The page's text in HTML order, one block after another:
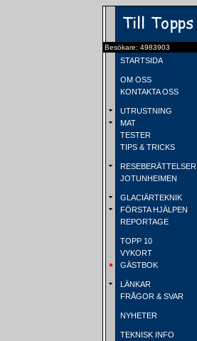
Besökare: 4983903
STARTSIDA
OM OSS
KONTAKTA OSS
UTRUSTNING
MAT
TESTER
TIPS & TRICKS
RESEBERÄTTELSER
JOTUNHEIMEN
GLACIÄRTEKNIK
FÖRSTA HJÄLPEN
REPORTAGE
TOPP 10
VYKORT
GÄSTBOK
LÄNKAR
FRÅGOR & SVAR
NYHETER
TEKNISK INFO